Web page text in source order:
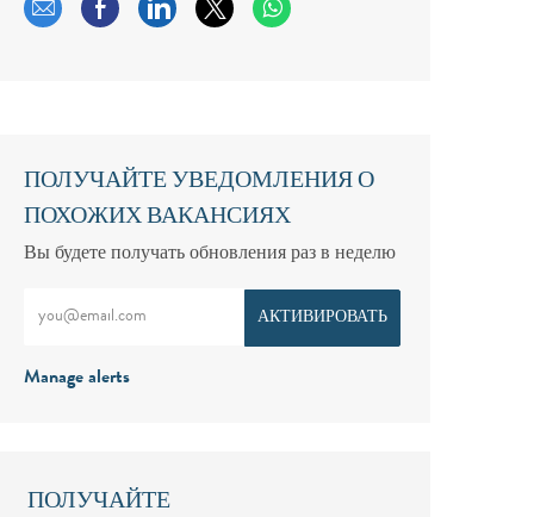
ПОЛУЧАЙТЕ УВЕДОМЛЕНИЯ О
ПОХОЖИХ ВАКАНСИЯХ
Вы будете получать обновления раз в неделю
АКТИВИРОВАТЬ
Manage alerts
ПОЛУЧАЙТЕ